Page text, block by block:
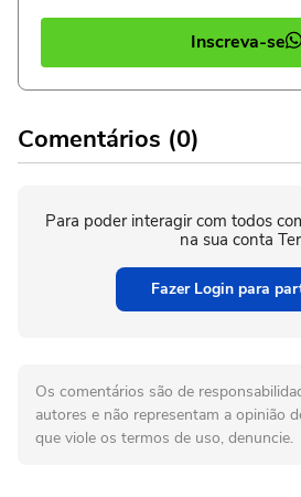
Inscreva-se
Comentários (0)
Para poder interagir com todos
na sua conta
Fazer Login para
Os comentários são de
autores e não representam a opinião
que viole os termos de uso, denuncie.